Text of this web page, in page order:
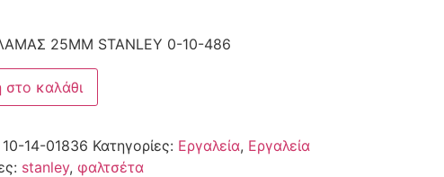
25MM STANLEY 0-10-486
καλάθι
10-14-01836 Κατηγορίες: Εργαλεία, Εργαλεία
stanley, φαλτσέτα